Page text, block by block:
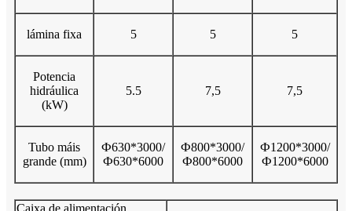
lámina fixa 5 5 5
Potencia
hidráulica
(kW)
5.5 7,5 7,5
Tubo máis
grande (mm)
Ф630*3000/
Ф630*6000
Ф800*3000/
Ф800*6000
Ф1200*3000/
Ф1200*6000